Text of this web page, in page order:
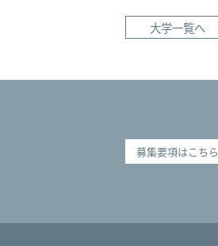
大学一覧へ
募集要項はこちら